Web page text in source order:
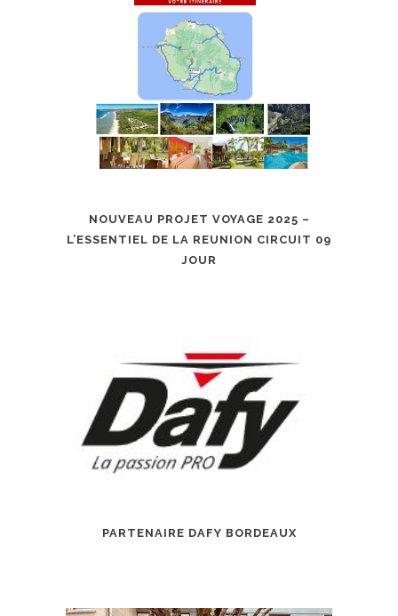
NOUVEAU PROJET VOYAGE 2025 –
L’ESSENTIEL DE LA REUNION CIRCUIT 09
JOUR
PARTENAIRE DAFY BORDEAUX